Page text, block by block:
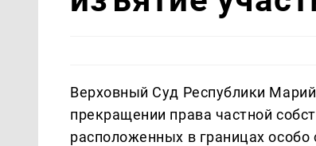
Верховный Суд Республики
прекращении права частной
расположенных в границах